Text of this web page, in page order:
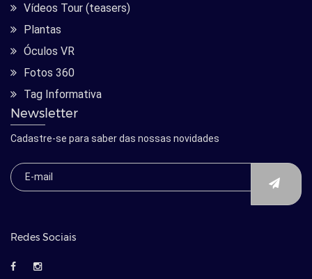
Vídeos Tour (teasers)
Plantas
Óculos VR
Fotos 360
Tag Informativa
Newsletter
Cadastre-se para saber das nossas novidades
Redes Sociais